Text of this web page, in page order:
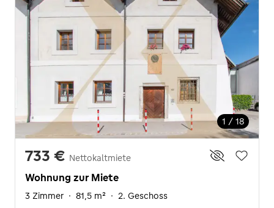
1 / 18
733 € Nettokaltmiete
Wohnung zur Miete
3 Zimmer · 81,5 m² · 2. Geschoss